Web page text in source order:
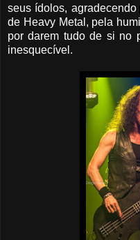
seus ídolos,
de Heavy Metal, pela
por darem tudo de si no
inesquecível.